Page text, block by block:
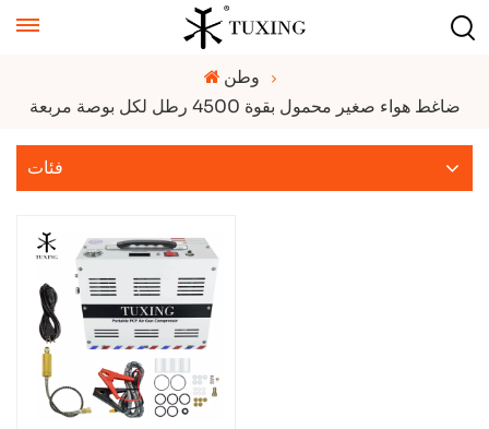
وطن
ضاغط هواء صغير محمول بقوة 4500 رطل لكل بوصة مربعة
فئات